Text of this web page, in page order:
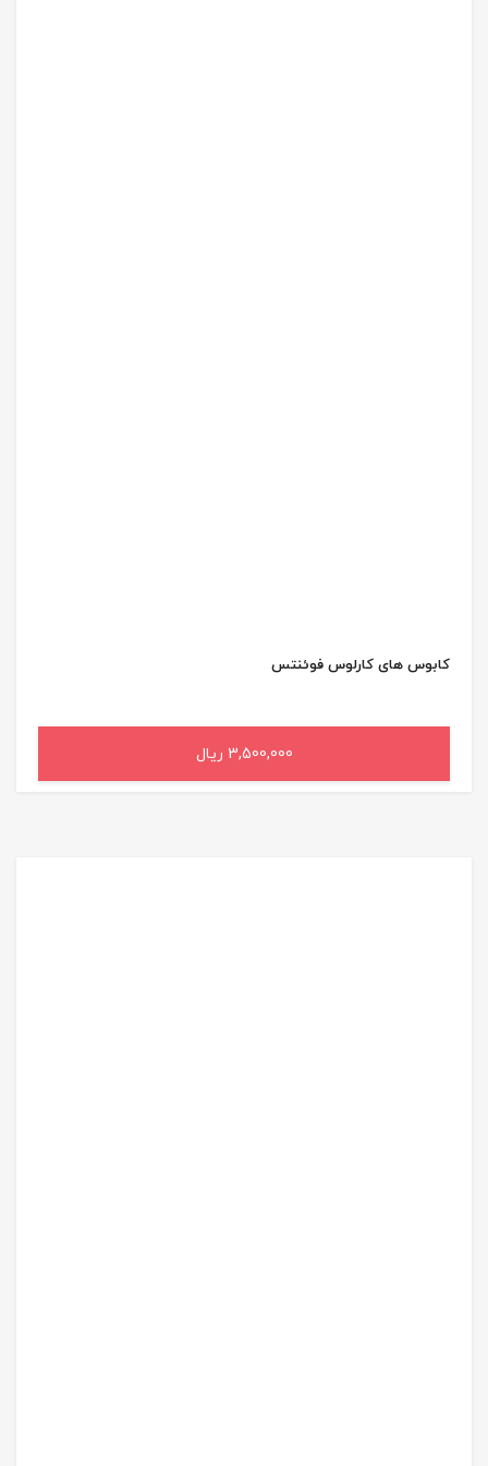
کابوس ‌های کارلوس فوئنتس
3,500,000 ریال
افزودن به سبد خرید